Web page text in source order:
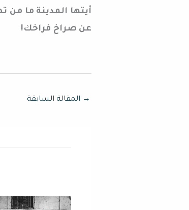
أيتها المدينة ما
عن صراخ فراخك!
→ المقالة السابقة